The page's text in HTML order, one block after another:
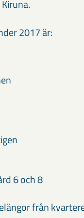
2017 är:
6 och 8
från